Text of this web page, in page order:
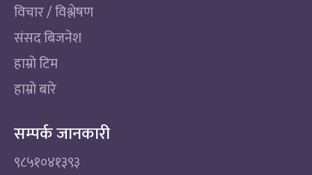
विचार / विश्लेषण
संसद बिजनेश
हाम्रो टिम
हाम्रो बारे
सम्पर्क जानकारी
९८५१०४१३९३